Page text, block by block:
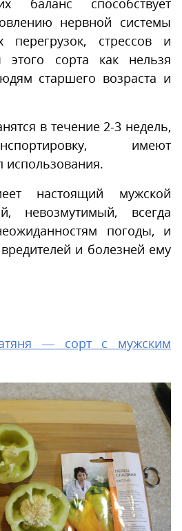
нервной системы
перегрузок, стрессов и
этого сорта как нельзя
старшего возраста и
в течение 2-3 недель,
имеют
использования.
настоящий мужской
невозмутимый, всегда
погоды, и
и болезней ему
— сорт с мужским